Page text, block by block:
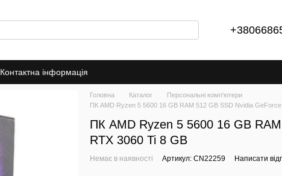
Контактна інформація
Головна Каталог
Персональні комп'ютери
ПК AMD Ryzen 5 5600 16 GB RAM 512 GB SSD Nvidia
ПК AMD Ryzen 5 5600 16 GB
RTX 3060 Ti 8 GB
Немає в наявності Артикул: CN22259 Написати